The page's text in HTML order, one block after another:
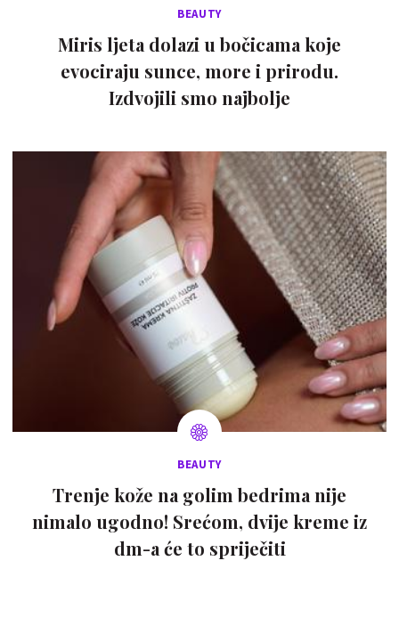
BEAUTY
Miris ljeta dolazi u bočicama koje
evociraju sunce, more i prirodu.
Izdvojili smo najbolje
BEAUTY
Trenje kože na golim bedrima nije
nimalo ugodno! Srećom, dvije kreme iz
dm-a će to spriječiti